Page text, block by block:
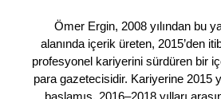
Ömer Ergin, 2008 yılından bu
alanında içerik üreten, 2015’den
profesyonel kariyerini sürdüren bir
para gazetecisidir. Kariyerine 2015